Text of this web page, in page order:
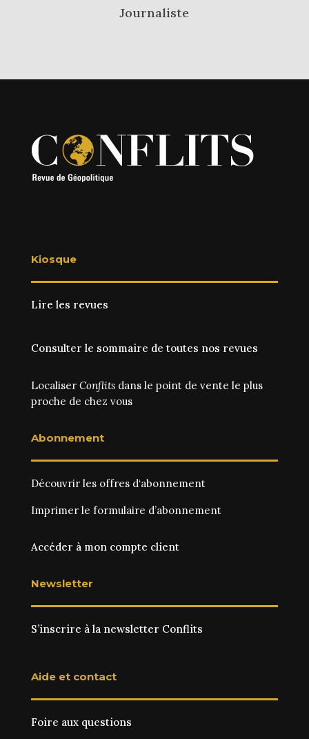
Journaliste
Kiosque
Lire les revues
Consulter le sommaire de toutes nos revues
Localiser Conflitsdans le point de vente le plus
proche de chez vous
Abonnement
Découvrir les offres d‘abonnement
Imprimer le formulaire d’abonnement
Accéder à mon compte client
Newsletter
S’inscrire à la newsletter Conflits
Aide et contact
Foire aux questions